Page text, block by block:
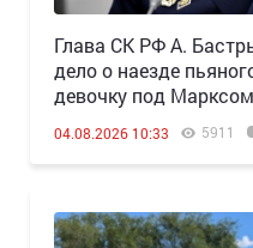
Глава СК РФ А.
дело о наезде
девочку под Марксом
04.08.2026 10:33 5911